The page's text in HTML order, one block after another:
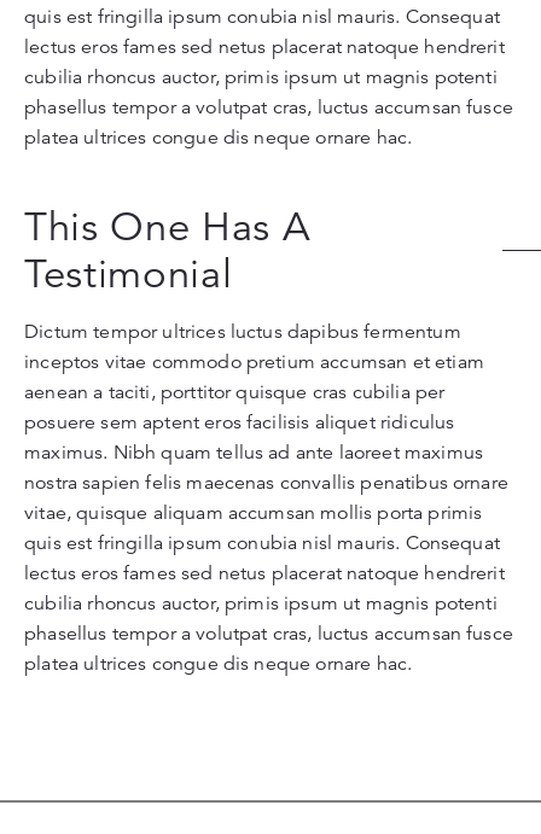
quis est fringilla ipsum conubia nisl mauris. Consequat
lectus eros fames sed netus placerat natoque hendrerit
cubilia rhoncus auctor, primis ipsum ut magnis potenti
phasellus tempor a volutpat cras, luctus accumsan fusce
platea ultrices congue dis neque ornare hac.
This One Has A
Testimonial
Dictum tempor ultrices luctus dapibus fermentum
inceptos vitae commodo pretium accumsan et etiam
aenean a taciti, porttitor quisque cras cubilia per
posuere sem aptent eros facilisis aliquet ridiculus
maximus. Nibh quam tellus ad ante laoreet maximus
nostra sapien felis maecenas convallis penatibus ornare
vitae, quisque aliquam accumsan mollis porta primis
quis est fringilla ipsum conubia nisl mauris. Consequat
lectus eros fames sed netus placerat natoque hendrerit
cubilia rhoncus auctor, primis ipsum ut magnis potenti
phasellus tempor a volutpat cras, luctus accumsan fusce
platea ultrices congue dis neque ornare hac.